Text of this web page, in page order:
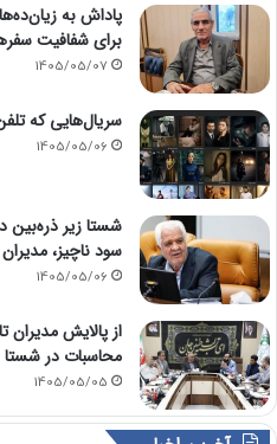
پاداش به
برای شفافیت
1405/05/07
سریال‌هایی که
1405/05/06
شستا زیر ذره‌بین
سود ناچیز،
1405/05/06
از پالایش مدیران
محاسبات در
1405/05/05